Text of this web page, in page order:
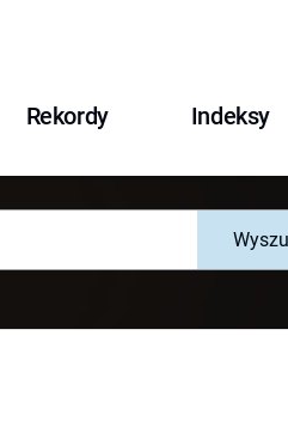
Rekordy Indeksy